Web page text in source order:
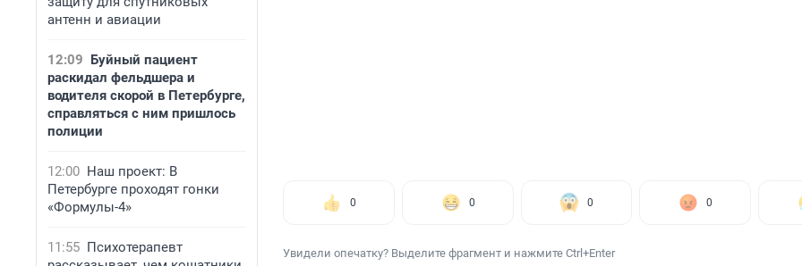
антенн и авиации
12:09 Буйный пациент
раскидал фельдшера и
водителя скорой в Петербурге,
справляться с ним пришлось
полиции
12:00 Наш проект: В
Петербурге проходят гонки
«Формулы-4»
11:55 Психотерапевт
0 0 0 0
Увидели опечатку? Выделите фрагмент и нажмите Ctrl+Enter